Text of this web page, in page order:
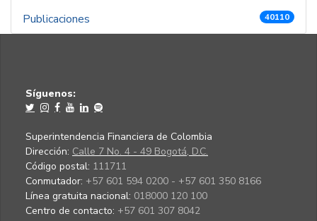
Publicaciones 40110
Síguenos:
Superintendencia Financiera de Colombia
Dirección: Calle 7 No. 4 - 49 Bogotá, D.C.
Código postal: 111711
Conmutador: +57 601 594 0200 - +57 601 350 8166
Línea gratuita nacional: 018000 120 100
Centro de contacto: +57 601 307 8042